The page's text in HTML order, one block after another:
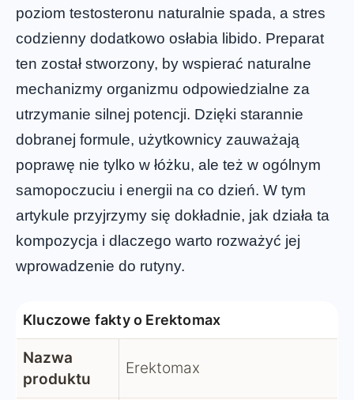
poziom testosteronu naturalnie spada, a stres
codzienny dodatkowo osłabia libido. Preparat
ten został stworzony, by wspierać naturalne
mechanizmy organizmu odpowiedzialne za
utrzymanie silnej potencji. Dzięki starannie
dobranej formule, użytkownicy zauważają
poprawę nie tylko w łóżku, ale też w ogólnym
samopoczuciu i energii na co dzień. W tym
artykule przyjrzymy się dokładnie, jak działa ta
kompozycja i dlaczego warto rozważyć jej
wprowadzenie do rutyny.
Kluczowe fakty o Erektomax
Nazwa
produktu
Erektomax